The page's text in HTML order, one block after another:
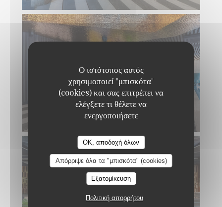
Ο ιστότοπος αυτός
χρησιμοποιεί "μπισκότα"
(cookies) και σας επιτρέπει να
ελέγξετε τι θέλετε να
ενεργοποιήσετε
OK, αποδοχή όλων
Απόρριψε όλα τα "μπισκότα" (cookies)
Εξατομίκευση
Πολιτική απορρήτου